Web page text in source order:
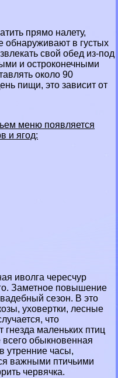
прямо налету,
обнаруживают в густых
свой обед из-под
и остроконечными
около 90
пищи, это зависит от
меню появляется
и ягод:
иволга чересчур
Заметное повышение
сезон. В это
уховертки, лесные
что
маленьких птиц
обыкновенная
утренние часы,
важными птичьими
червячка.